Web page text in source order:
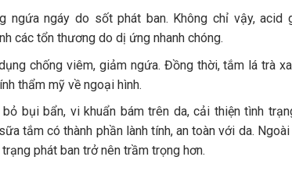
ngứa ngáy do sốt phát ban. Không chỉ vậy, acid
các tổn thương do dị ứng nhanh chóng.
chống viêm, giảm ngứa. Đồng thời, tắm lá trà
thẩm mỹ về ngoại hình.
bụi bẩn, vi khuẩn bám trên da, cải thiện tình
tắm có thành phần lành tính, an toàn với da. Ngoài
phát ban trở nên trầm trọng hơn.